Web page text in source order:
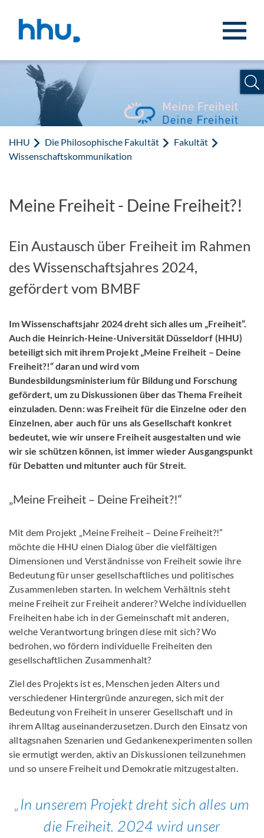
HHU Die Philosophische Fakultät
Fakultät
Wissenschaftskommunikation
Meine Freiheit - Deine Freiheit?!
Ein Austausch über Freiheit im Rahmen
des Wissenschaftsjahres 2024,
gefördert vom BMBF
Im Wissenschaftsjahr 2024 dreht sich alles um „Freiheit“.
Auch die Heinrich-Heine-Universität Düsseldorf (HHU)
beteiligt sich mit ihrem Projekt „Meine Freiheit – Deine
Freiheit?!“ daran und wird vom
Bundesbildungsministerium für Bildung und Forschung
gefördert, um zu Diskussionen über das Thema Freiheit
einzuladen. Denn: was Freiheit für die Einzelne oder den
Einzelnen, aber auch für uns als Gesellschaft konkret
bedeutet, wie wir unsere Freiheit ausgestalten und wie
wir sie schützen können, ist immer wieder Ausgangspunkt
für Debatten und mitunter auch für Streit.
„Meine Freiheit – Deine Freiheit?!“
Mit dem Projekt „Meine Freiheit – Deine Freiheit?!”
möchte die HHU einen Dialog über die vielfältigen
Dimensionen und Verständnisse von Freiheit sowie ihre
Bedeutung für unser gesellschaftliches und politisches
Zusammenleben starten. In welchem Verhältnis steht
meine Freiheit zur Freiheit anderer? Welche individuellen
Freiheiten habe ich in der Gemeinschaft mit anderen,
welche Verantwortung bringen diese mit sich? Wo
bedrohen, wo fördern individuelle Freiheiten den
gesellschaftlichen Zusammenhalt?
Ziel des Projekts ist es, Menschen jeden Alters und
verschiedener Hintergründe anzuregen, sich mit der
Bedeutung von Freiheit in unserer Gesellschaft und in
ihrem Alltag auseinanderzusetzen. Durch den Einsatz von
alltagsnahen Szenarien und Gedankenexperimenten sollen
sie ermutigt werden, aktiv an Diskussionen teilzunehmen
und so unsere Freiheit und Demokratie mitzugestalten.
In unserem Projekt dreht sich alles um
die Freiheit. 2024 wird unser